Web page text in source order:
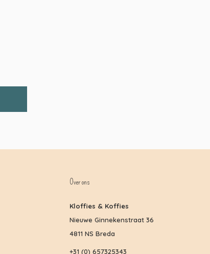
Over ons
Kloffies & Koffies
Nieuwe Ginnekenstraat 36
4811 NS Breda
+31 (0) 657325343